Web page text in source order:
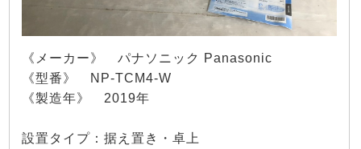
《メーカー》 パナソニック Panasonic
《型番》 NP-TCM4-W
《製造年》 2019年
設置タイプ：据え置き・卓上